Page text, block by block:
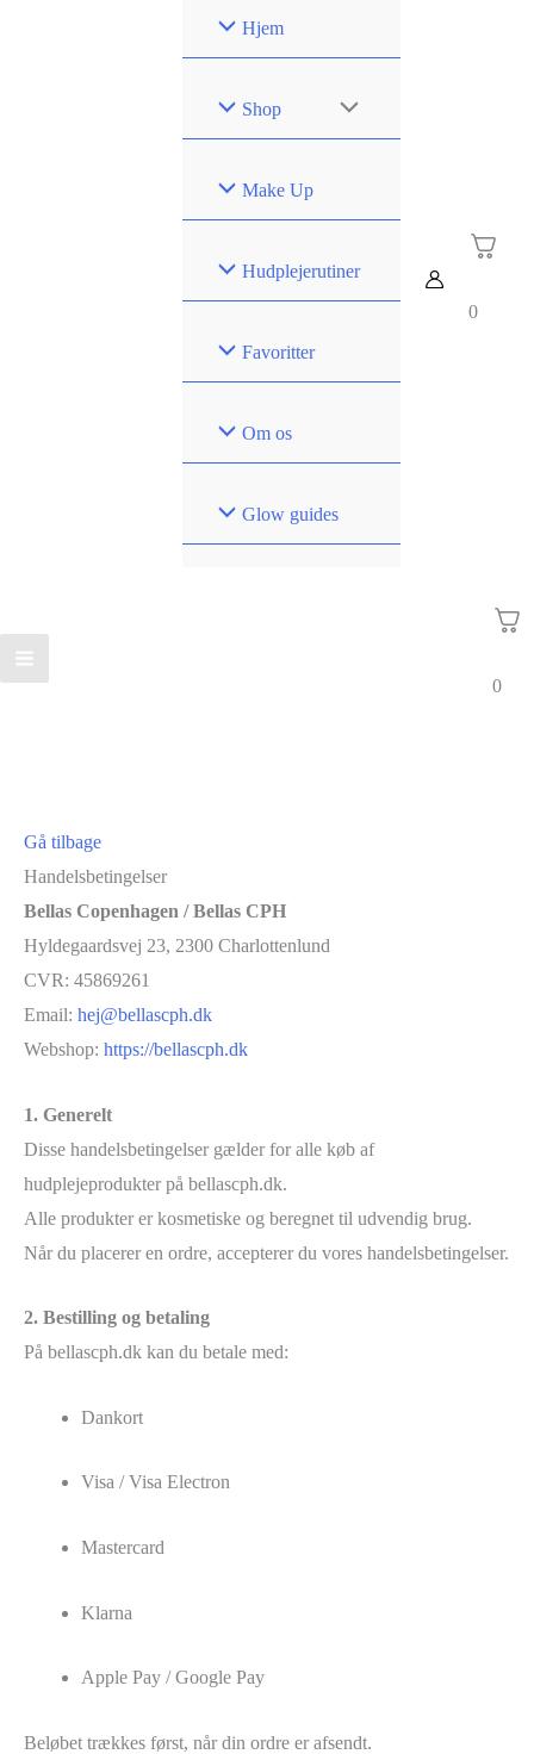
Hjem
Shop
Make Up
Hudplejerutiner
Favoritter
Om os
Glow guides
0
0
Gå tilbage
Handelsbetingelser
Bellas Copenhagen / Bellas CPH
Hyldegaardsvej 23, 2300 Charlottenlund
CVR: 45869261
Email: hej@bellascph.dk
Webshop: https://bellascph.dk
1. Generelt
Disse handelsbetingelser gælder for alle køb af
hudplejeprodukter på bellascph.dk.
Alle produkter er kosmetiske og beregnet til udvendig brug.
Når du placerer en ordre, accepterer du vores handelsbetingelser.
2. Bestilling og betaling
På bellascph.dk kan du betale med:
Dankort
Visa / Visa Electron
Mastercard
Klarna
Apple Pay / Google Pay
Beløbet trækkes først, når din ordre er afsendt.